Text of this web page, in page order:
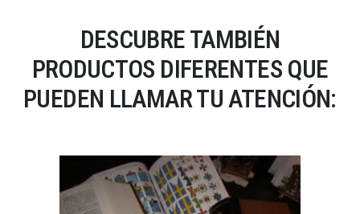
DESCUBRE TAMBIÉN
PRODUCTOS DIFERENTES QUE
PUEDEN LLAMAR TU ATENCIÓN: